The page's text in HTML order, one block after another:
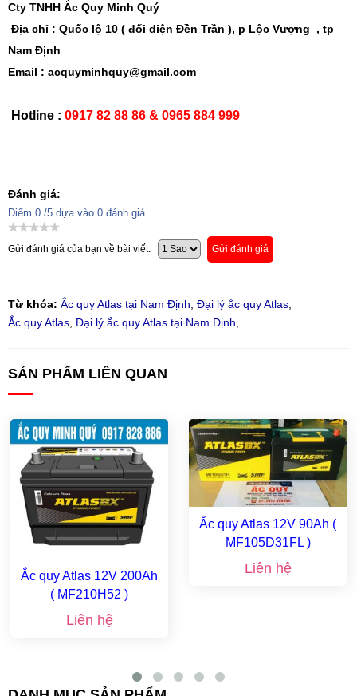
Cty TNHH Ắc Quy Minh Quý
Địa chỉ : Quốc lộ 10 ( đối diện Đền Trần ), p Lộc Vượng , tp
Nam Định
Email : acquyminhquy@gmail.com
Hotline : 0917 82 88 86 & 0965 884 999
Đánh giá:
Điểm 0 /5 dựa vào 0 đánh giá
Gửi đánh giá của bạn về bài viết: Gửi đánh giá
Từ khóa: Ắc quy Atlas tại Nam Định Đại lý ắc quy Atlas
Ắc quy Atlas Đại lý ắc quy Atlas tại Nam Định
SẢN PHẨM LIÊN QUAN
Ắc quy Atlas 12V 200Ah
( MF210H52 )
Liên hệ
Ắc quy Atlas 12V 90Ah (
MF105D31FL )
Liên hệ